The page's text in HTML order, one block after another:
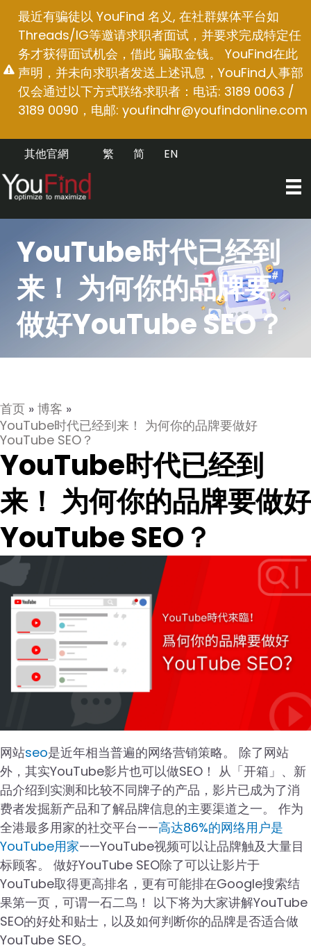
最近有骗徒以 YouFind 名义, 在社群媒体平台如
Threads/IG等邀请求职者面试，并要求完成特定任
务才获得面试机会，借此 骗取金钱。 YouFind在此
声明，并未向求职者发送上述讯息，YouFind人事部
仅会通过以下方式联络求职者：电话: 3189 0063 /
3189 0090，电邮: youfindhr@youfindonline.com
其他官網 EN
简
繁
YouTube时代已经到
来！ 为何你的品牌要
做好YouTube SEO？
首页 » 博客 »
YouTube时代已经到来！ 为何你的品牌要做好
YouTube SEO？
YouTube时代已经到
来！ 为何你的品牌要做好
YouTube SEO？
网站seo是近年相当普遍的网络营销策略。 除了网站
外，其实YouTube影片也可以做SEO！ 从「开箱」、新
品介绍到实测和比较不同牌子的产品，影片已成为了消
费者发掘新产品和了解品牌信息的主要渠道之一。 作为
全港最多用家的社交平台——高达86%的网络用户是
YouTube用家——YouTube视频可以让品牌触及大量目
标顾客。 做好YouTube SEO除了可以让影片于
YouTube取得更高排名，更有可能排在Google搜索结
果第一页，可谓一石二鸟！ 以下将为大家讲解YouTube
SEO的好处和贴士，以及如何判断你的品牌是否适合做
YouTube SEO。